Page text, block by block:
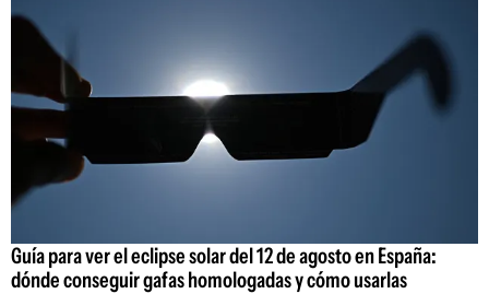
Guía para ver el eclipse solar del 12 de agosto en España:
dónde conseguir gafas homologadas y cómo usarlas